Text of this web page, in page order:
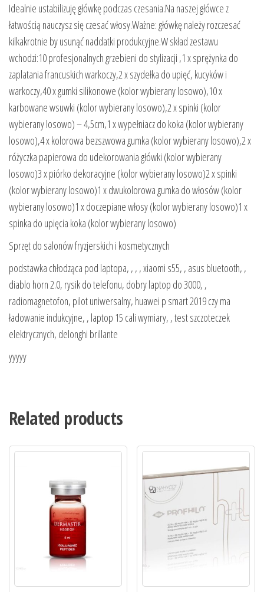
Idealnie ustabilizuję główkę podczas czesania.Na naszej główce z
łatwością nauczysz się czesać włosy.Ważne: główkę należy rozczesać
kilkakrotnie by usunąć naddatki produkcyjne.W skład zestawu
wchodzi:10 profesjonalnych grzebieni do stylizacji ,1 x sprężynka do
zaplatania francuskich warkoczy,2 x szydełka do upięć, kucyków i
warkoczy,40 x gumki silikonowe (kolor wybierany losowo),10 x
karbowane wsuwki (kolor wybierany losowo),2 x spinki (kolor
wybierany losowo) – 4,5cm,1 x wypełniacz do koka (kolor wybierany
losowo),4 x kolorowa bezszwowa gumka (kolor wybierany losowo),2 x
różyczka papierowa do udekorowania główki (kolor wybierany
losowo)3 x piórko dekoracyjne (kolor wybierany losowo)2 x spinki
(kolor wybierany losowo)1 x dwukolorowa gumka do włosów (kolor
wybierany losowo)1 x doczepiane włosy (kolor wybierany losowo)1 x
spinka do upięcia koka (kolor wybierany losowo)
Sprzęt do salonów fryzjerskich i kosmetycznych
podstawka chłodząca pod laptopa, , , , xiaomi s55, , asus bluetooth, ,
diablo horn 2.0, rysik do telefonu, dobry laptop do 3000, ,
radiomagnetofon, pilot uniwersalny, huawei p smart 2019 czy ma
ładowanie indukcyjne, , laptop 15 cali wymiary, , test szczoteczek
elektrycznych, delonghi brillante
yyyyy
Related products